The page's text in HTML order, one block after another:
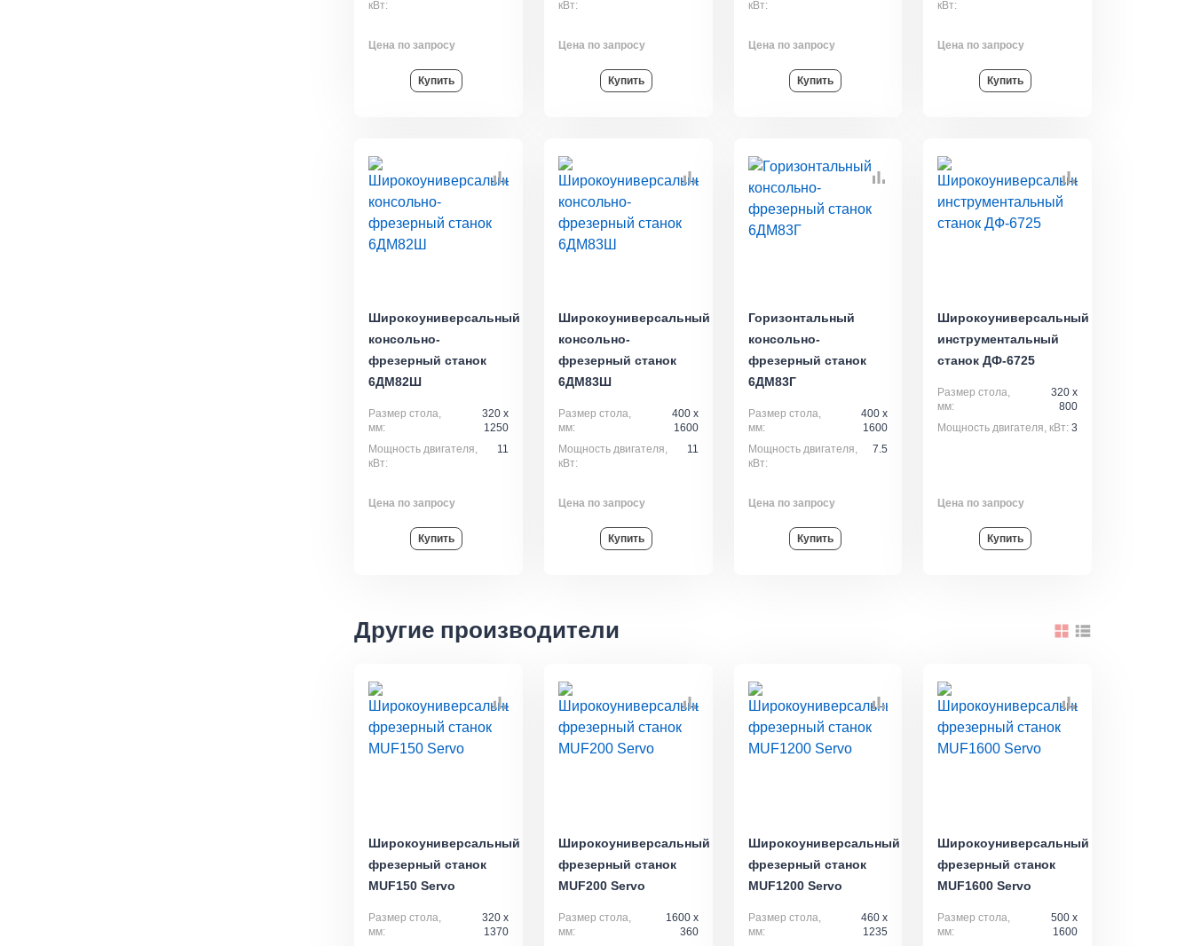
кВт:
Цена по запросу
Купить
кВт:
Цена по запросу
Купить
кВт:
Цена по запросу
Купить
кВт:
Цена по запросу
Купить
Широкоуниверсальный
консольно-
фрезерный станок
6ДМ82Ш
Размер стола,
мм:
320 x
1250
Мощность двигателя,
кВт:
11
Цена по запросу
Купить
Широкоуниверсальный
консольно-
фрезерный станок
6ДМ83Ш
Размер стола,
мм:
400 x
1600
Мощность двигателя,
кВт:
11
Цена по запросу
Купить
Горизонтальный
консольно-
фрезерный станок
6ДМ83Г
Размер стола,
мм:
400 x
1600
Мощность двигателя,
кВт:
7.5
Цена по запросу
Купить
Широкоуниверсальный
инструментальный
станок ДФ-6725
Размер стола,
мм:
320 х
800
Мощность двигателя, кВт: 3
Цена по запросу
Купить
Другие производители
Широкоуниверсальный
фрезерный станок
MUF150 Servo
Размер стола,
мм:
320 x
1370
Широкоуниверсальный
фрезерный станок
MUF200 Servo
Размер стола,
мм:
1600 x
360
Широкоуниверсальный
фрезерный станок
MUF1200 Servo
Размер стола,
мм:
460 x
1235
Широкоуниверсальный
фрезерный станок
MUF1600 Servo
Размер стола,
мм:
500 x
1600